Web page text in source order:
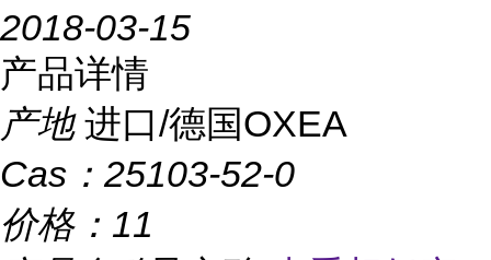
2018-03-15
产品详情
产地 进口/德国OXEA
Cas： 25103-52-0
价格： 11